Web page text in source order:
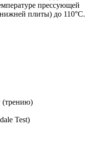
прессующей
плиты) до 110°С.
(трению)
Test)